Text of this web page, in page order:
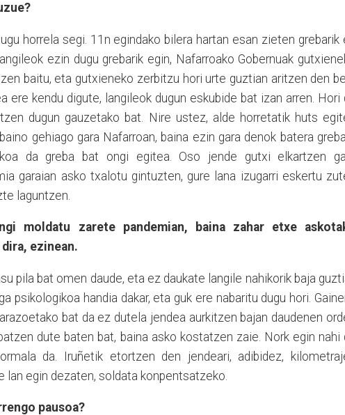
horrela segi. 11n egindako bilera hartan esan zieten grebarik
ezin dugu grebarik egin, Nafarroako Gobernuak
baitu, eta gutxieneko zerbitzu hori urte guztian aritzen den
ere kendu digute, langileok dugun eskubide bat izan arren. Hori
dugun gauzetako bat. Nire ustez, alde horretatik huts
gehiago gara Nafarroan, baina ezin gara denok batera
da greba bat ongi egitea. Oso jende gutxi elkartzen
garaian asko txalotu gintuzten, gure lana izugarri eskertu
laguntzen.
moldatu zarete pandemian, baina zahar etxe
ezinean.
pila bat omen daude, eta ez daukate langile nahikorik baja
psikologikoa handia dakar, eta guk ere nabaritu dugu hori.
bat da ez dutela jendea aurkitzen bajan daudenen
dute baten bat, baina asko kostatzen zaie. Nork egin nahi
da. Iruñetik etortzen den jendeari, adibidez,
egin dezaten, soldata konpentsatzeko.
pausoa?